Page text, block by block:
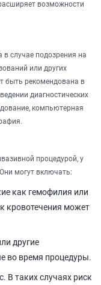
возможности
случае подозрения на
или других
быть рекомендована в
диагностических
компьютерная
процедурой, у
могут включать:
как гемофилия или
кровотечения может
другие
во время процедуры.
В таких случаях риск